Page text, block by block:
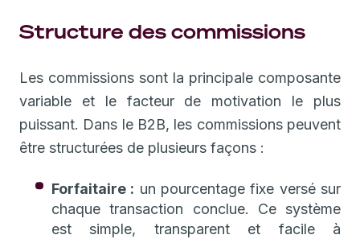
Structure des commissions
Les commissions sont la principale composante
variable et le facteur de motivation le plus
puissant. Dans le B2B, les commissions peuvent
être structurées de plusieurs façons :
Forfaitaire : un pourcentage fixe versé sur
chaque transaction conclue. Ce système
est simple, transparent et facile à